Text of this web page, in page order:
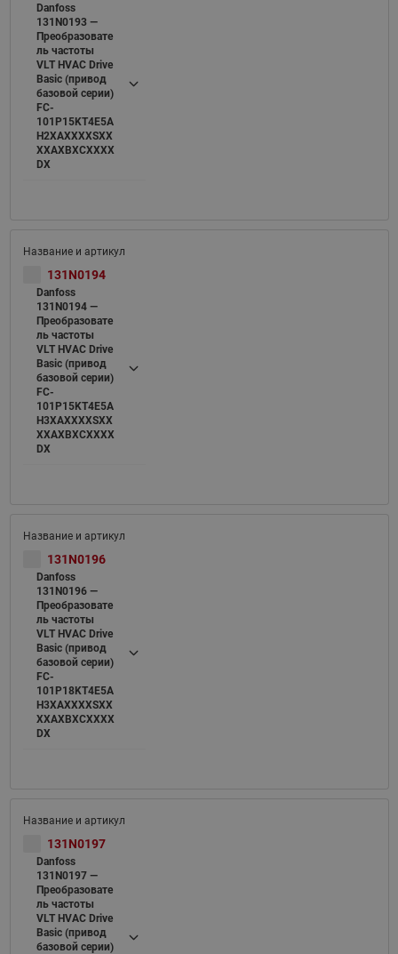
Danfoss
131N0193 —
Преобразовате
ль частоты
VLT HVAC Drive
Basic (привод
базовой серии)
FC-
101P15KT4E5A
H2XAXXXXSXX
XXAXBXCXXXX
DX
131N0194
Danfoss
131N0194 —
Преобразовате
ль частоты
VLT HVAC Drive
Basic (привод
базовой серии)
FC-
101P15KT4E5A
H3XAXXXXSXX
XXAXBXCXXXX
DX
131N0196
Danfoss
131N0196 —
Преобразовате
ль частоты
VLT HVAC Drive
Basic (привод
базовой серии)
FC-
101P18KT4E5A
H3XAXXXXSXX
XXAXBXCXXXX
DX
131N0197
Danfoss
131N0197 —
Преобразовате
ль частоты
VLT HVAC Drive
Basic (привод
базовой серии)